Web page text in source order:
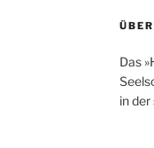
Das
in